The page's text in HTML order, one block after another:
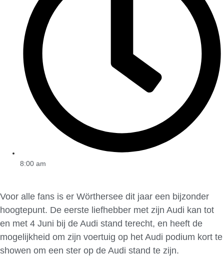
8:00 am
Voor alle fans is er Wörthersee dit jaar een bijzonder
hoogtepunt. De eerste liefhebber met zijn Audi kan tot
en met 4 Juni bij de Audi stand terecht, en heeft de
mogelijkheid om zijn voertuig op het Audi podium kort te
showen om een ster op de Audi stand te zijn.